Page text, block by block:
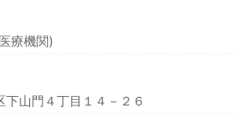
療機関)
下山門４丁目１４－２６